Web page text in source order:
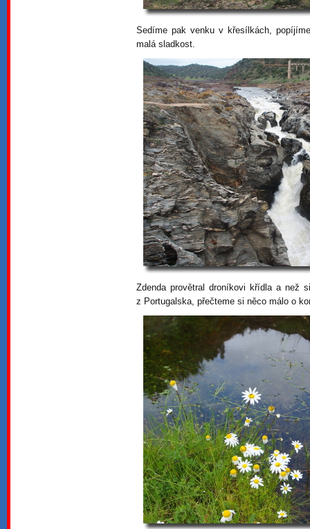
Sedíme pak venku v křesílkách,
malá sladkost.
Zdenda provětral droníkovi křídla a než
z Portugalska, přečteme si něco málo o